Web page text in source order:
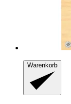
Warenkorb